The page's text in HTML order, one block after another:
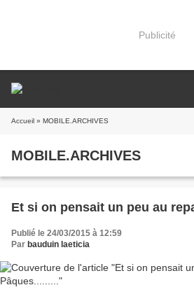
Publicité
Accueil » MOBILE.ARCHIVES
MOBILE.ARCHIVES
Et si on pensait un peu au
Publié le 24/03/2015 à 12:59
Par bauduin laeticia